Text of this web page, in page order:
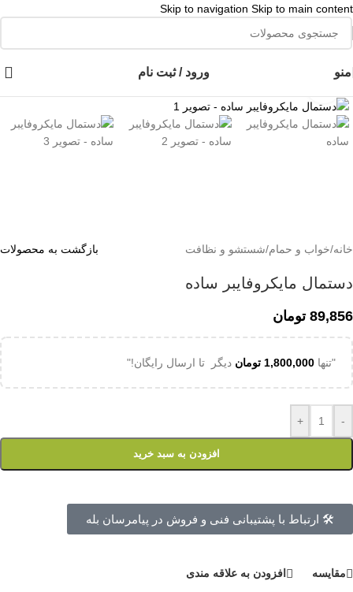
Skip to navigation Skip to main content
منو ورود / ثبت نام
خانه/خواب و حمام/شستشو و نظافت بازگشت به محصولات
دستمال مایکروفایبر ساده
89,856 تومان
"تنها 1,800,000 تومان دیگر تا ارسال رایگان!"
-
+
افزودن به سبد خرید
🛠 ارتباط با پشتیبانی فنی و فروش در پیامرسان بله
مقايسه افزودن به علاقه مندی